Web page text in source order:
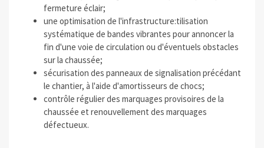
fermeture éclair;
une optimisation de l'infrastructure:tilisation
systématique de bandes vibrantes pour annoncer la
fin d'une voie de circulation ou d'éventuels obstacles
sur la chaussée;
sécurisation des panneaux de signalisation précédant
le chantier, à l'aide d'amortisseurs de chocs;
contrôle régulier des marquages provisoires de la
chaussée et renouvellement des marquages
défectueux.